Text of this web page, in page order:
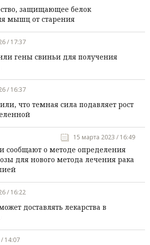
защищающее белок
мышц от старения
/ 17:37
гены свиньи для получения
/ 16:37
что темная сила подавляет рост
15 марта 2023 / 16:49
сообщают о методе определения
для нового метода лечения рака
/ 16:22
доставлять лекарства в
14:07